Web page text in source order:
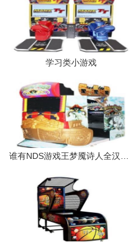
学习类小游戏